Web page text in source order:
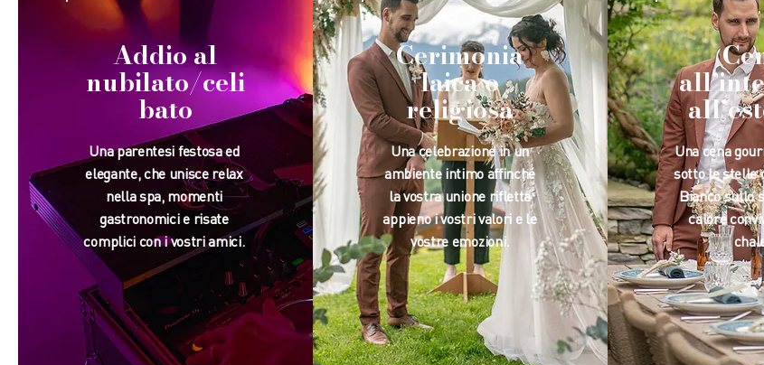
Addio al
nubilato/celi
bato
Una parentesi festosa ed
elegante, che unisce relax
nella spa, momenti
gastronomici e risate
complici con i vostri amici.
Cerimonia
laica o
religiosa
Una celebrazione in un
ambiente intimo affinché
la vostra unione rifletta
appieno i vostri valori e le
vostre emozioni.
Una cena
sotto le stelle
Bianco sullo
calore